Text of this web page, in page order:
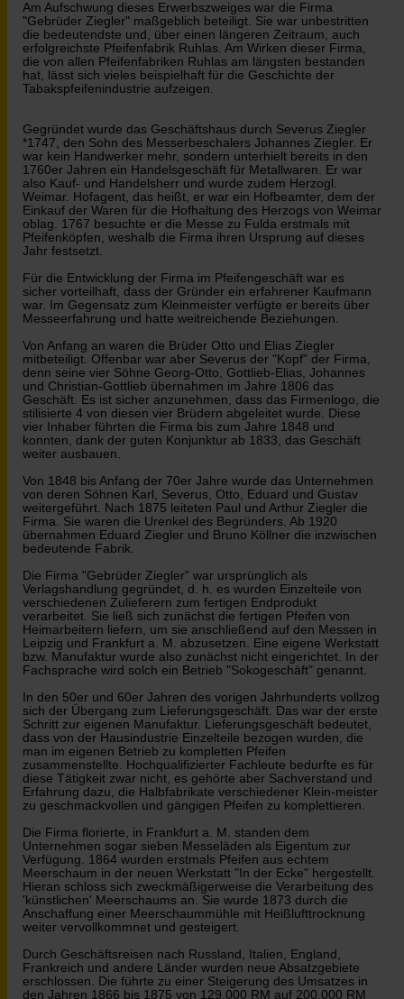
Am Aufschwung dieses Erwerbszweiges war die Firma
"Gebrüder Ziegler" maßgeblich beteiligt. Sie war unbestritten
die bedeutendste und, über einen längeren Zeitraum, auch
erfolgreichste Pfeifenfabrik Ruhlas. Am Wirken dieser Firma,
die von allen Pfeifenfabriken Ruhlas am längsten bestanden
hat, lässt sich vieles beispielhaft für die Geschichte der
Tabakspfeifenindustrie aufzeigen.
Gegründet wurde das Geschäftshaus durch Severus Ziegler
*1747, den Sohn des Messerbeschalers Johannes Ziegler. Er
war kein Handwerker mehr, sondern unterhielt bereits in den
1760er Jahren ein Handelsgeschäft für Metallwaren. Er war
also Kauf- und Handelsherr und wurde zudem Herzogl.
Weimar. Hofagent, das heißt, er war ein Hofbeamter, dem der
Einkauf der Waren für die Hofhaltung des Herzogs von Weimar
oblag. 1767 besuchte er die Messe zu Fulda erstmals mit
Pfeifenköpfen, weshalb die Firma ihren Ursprung auf dieses
Jahr festsetzt.
Für die Entwicklung der Firma im Pfeifengeschäft war es
sicher vorteilhaft, dass der Gründer ein erfahrener Kaufmann
war. Im Gegensatz zum Kleinmeister verfügte er bereits über
Messeerfahrung und hatte weitreichende Beziehungen.
Von Anfang an waren die Brüder Otto und Elias Ziegler
mitbeteiligt. Offenbar war aber Severus der "Kopf" der Firma,
denn seine vier Söhne Georg-Otto, Gottlieb-Elias, Johannes
und Christian-Gottlieb übernahmen im Jahre 1806 das
Geschäft. Es ist sicher anzunehmen, dass das Firmenlogo, die
stilisierte 4 von diesen vier Brüdern abgeleitet wurde. Diese
vier Inhaber führten die Firma bis zum Jahre 1848 und
konnten, dank der guten Konjunktur ab 1833, das Geschäft
weiter ausbauen.
Von 1848 bis Anfang der 70er Jahre wurde das Unternehmen
von deren Söhnen Karl, Severus, Otto, Eduard und Gustav
weitergeführt. Nach 1875 leiteten Paul und Arthur Ziegler die
Firma. Sie waren die Urenkel des Begründers. Ab 1920
übernahmen Eduard Ziegler und Bruno Köllner die inzwischen
bedeutende Fabrik.
Die Firma "Gebrüder Ziegler" war ursprünglich als
Verlagshandlung gegründet, d. h. es wurden Einzelteile von
verschiedenen Zulieferern zum fertigen Endprodukt
verarbeitet. Sie ließ sich zunächst die fertigen Pfeifen von
Heimarbeitern liefern, um sie anschließend auf den Messen in
Leipzig und Frankfurt a. M. abzusetzen. Eine eigene Werkstatt
bzw. Manufaktur wurde also zunächst nicht eingerichtet. In der
Fachsprache wird solch ein Betrieb "Sokogeschäft" genannt.
In den 50er und 60er Jahren des vorigen Jahrhunderts vollzog
sich der Übergang zum Lieferungsgeschäft. Das war der erste
Schritt zur eigenen Manufaktur. Lieferungsgeschäft bedeutet,
dass von der Hausindustrie Einzelteile bezogen wurden, die
man im eigenen Betrieb zu kompletten Pfeifen
zusammenstellte. Hochqualifizierter Fachleute bedurfte es für
diese Tätigkeit zwar nicht, es gehörte aber Sachverstand und
Erfahrung dazu, die Halbfabrikate verschiedener Klein-meister
zu geschmackvollen und gängigen Pfeifen zu komplettieren.
Die Firma florierte, in Frankfurt a. M. standen dem
Unternehmen sogar sieben Messeläden als Eigentum zur
Verfügung. 1864 wurden erstmals Pfeifen aus echtem
Meerschaum in der neuen Werkstatt "In der Ecke" hergestellt.
Hieran schloss sich zweckmäßigerweise die Verarbeitung des
'künstlichen' Meerschaums an. Sie wurde 1873 durch die
Anschaffung einer Meerschaummühle mit Heißlufttrocknung
weiter vervollkommnet und gesteigert.
Durch Geschäftsreisen nach Russland, Italien, England,
Frankreich und andere Länder wurden neue Absatzgebiete
erschlossen. Die führte zu einer Steigerung des Umsatzes in
den Jahren 1866 bis 1875 von 129.000 RM auf 200.000 RM